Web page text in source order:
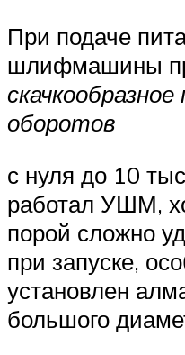
При подаче
шлифмашины
оборотов
с нуля до 10
работал УШМ,
порой сложно
при запуске,
установлен
большого